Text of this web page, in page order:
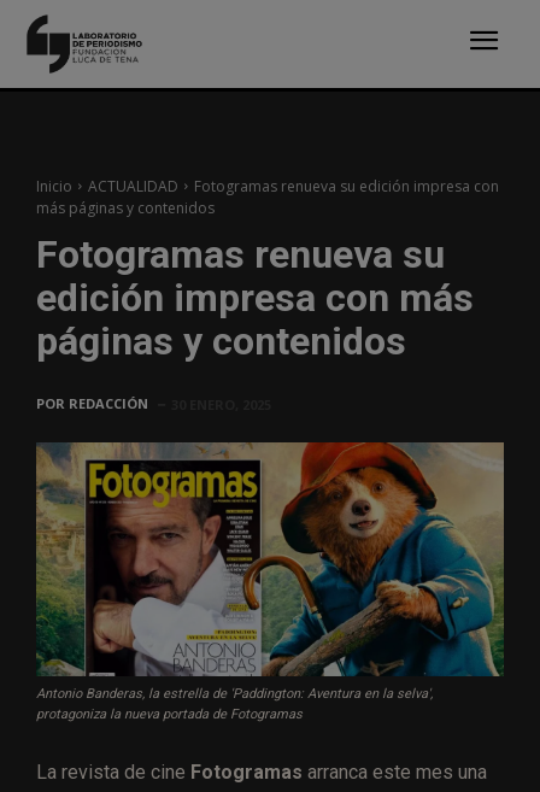
Inicio ACTUALIDAD
Fotogramas renueva su edición impresa con
más páginas y contenidos
Fotogramas renueva su
edición impresa con más
páginas y contenidos
POR REDACCIÓN
Antonio Banderas, la estrella de 'Paddington: Aventura en la selva',
protagoniza la nueva portada de Fotogramas
La revista de cine Fotogramas arranca este mes una